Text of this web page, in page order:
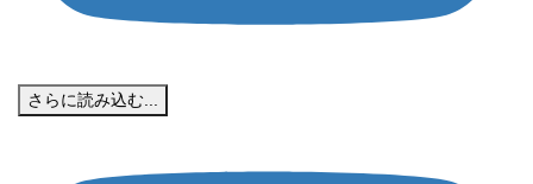
さらに読み込む...